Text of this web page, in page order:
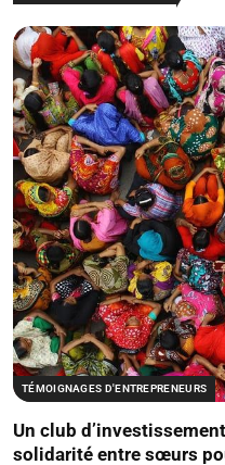
TÉMOIGNAGES D'ENTREPRENEURS
Un club
solidarité entre sœurs